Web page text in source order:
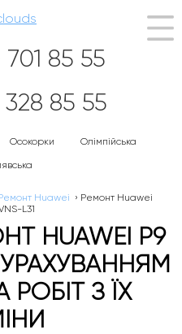
701 85 55
85 55
Осокорки Олімпійська
Huawei › Ремонт Huawei
L31
HUAWEI P9
УРАХУВАННЯМ
З ЇХ